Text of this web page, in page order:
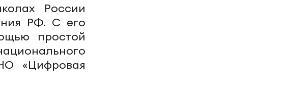
России
РФ. С его
простой
«Цифровая